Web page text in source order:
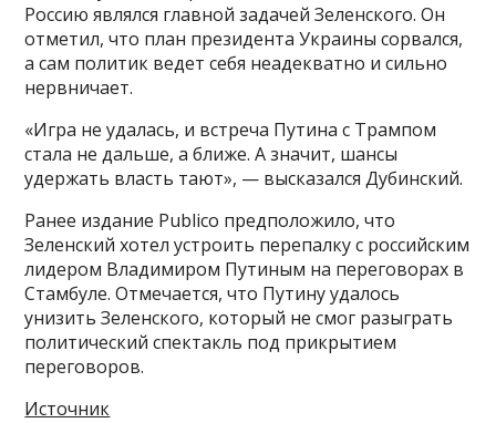
Россию являлся главной задачей Зеленского. Он
отметил, что план президента Украины сорвался,
а сам политик ведет себя неадекватно и сильно
нервничает.
«Игра не удалась, и встреча Путина с Трампом
стала не дальше, а ближе. А значит, шансы
удержать власть тают», — высказался Дубинский.
Ранее издание Publico предположило, что
Зеленский хотел устроить перепалку с российским
лидером Владимиром Путиным на переговорах в
Стамбуле. Отмечается, что Путину удалось
унизить Зеленского, который не смог разыграть
политический спектакль под прикрытием
переговоров.
Источник